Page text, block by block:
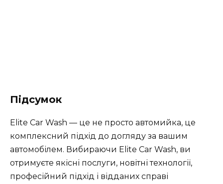
Підсумок
Elite Car Wash — це не просто автомийка, це
комплексний підхід до догляду за вашим
автомобілем. Вибираючи Elite Car Wash, ви
отримуєте якісні послуги, новітні технології,
професійний підхід і відданих справі